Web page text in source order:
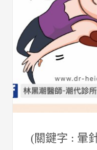
(關鍵字 : 暈